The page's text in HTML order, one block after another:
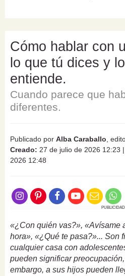
Cómo hablar con
lo que tú dices y
entiende.
Cuando parece que
diferentes.
Publicado por Alba Caraballo ,
Creado: 27 de julio de 2026 12:23 |
2026 12:48
PUBLICIDAD
«¿Con quién vas?», «Avísame
hora», «¿Qué te pasa?»... Son
cualquier casa con
pueden significar
embargo, a sus hijos pueden